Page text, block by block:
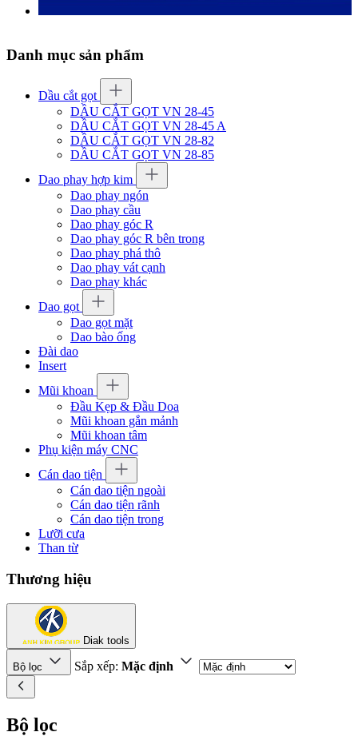
Danh mục sản phẩm
Dầu cắt gọt
DẦU CẮT GỌT VN 28-45
DẦU CẮT GỌT VN 28-45 A
DẦU CẮT GỌT VN 28-82
DẦU CẮT GỌT VN 28-85
Dao phay hợp kim
Dao phay ngón
Dao phay cầu
Dao phay góc R
Dao phay góc R bên trong
Dao phay phá thô
Dao phay vát cạnh
Dao phay khác
Dao gọt
Dao gọt mặt
Dao bào ống
Đài dao
Insert
Mũi khoan
Đầu Kẹp & Đầu Doa
Mũi khoan gắn mảnh
Mũi khoan tâm
Phụ kiện máy CNC
Cán dao tiện
Cán dao tiện ngoài
Cán dao tiện rãnh
Cán dao tiện trong
Lưỡi cưa
Than từ
Thương hiệu
Diak tools
Bộ lọc Sắp xếp: Mặc định
Bộ lọc